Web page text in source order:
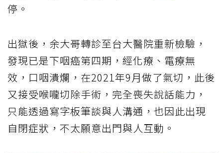
停。
出獄後，余大哥轉診至台大醫院重新檢驗，
發現已是下咽癌第四期，經化療、電療無
效，口咽潰爛，在2021年9月做了氣切，此後
又接受喉嚨切除手術，完全喪失說話能力，
只能透過寫字板筆談與人溝通，也因此出現
自閉症狀，不太願意出門與人互動。